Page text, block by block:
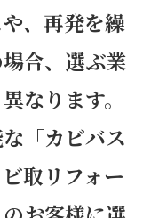
、再発を繰
合、選ぶ業
なります。
「カビバス
取リフォー